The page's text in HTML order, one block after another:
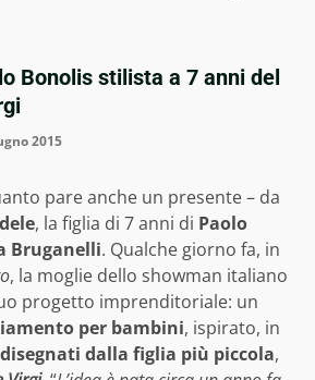
Bonolis stilista a 7 anni del
2015
pare anche un presente – da
, la figlia di 7 anni di Paolo
Bruganelli. Qualche giorno fa, in
, la moglie dello showman italiano
progetto imprenditoriale: un
per bambini, ispirato, in
dalla figlia più piccola,